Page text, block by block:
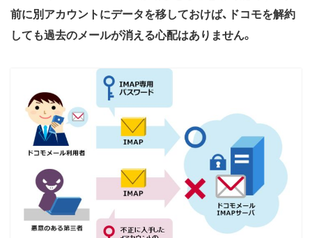
前に別アカウントにデータを移しておけば、ドコモを解約
しても過去のメールが消える心配はありません。